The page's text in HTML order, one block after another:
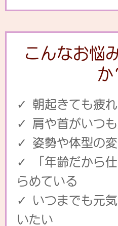
こんなお悩
か
✓ 朝起きても疲
✓ 肩や首がいつ
✓ 姿勢や体型の
✓ 「年齢だから
らめている
✓ いつまでも元
いたい